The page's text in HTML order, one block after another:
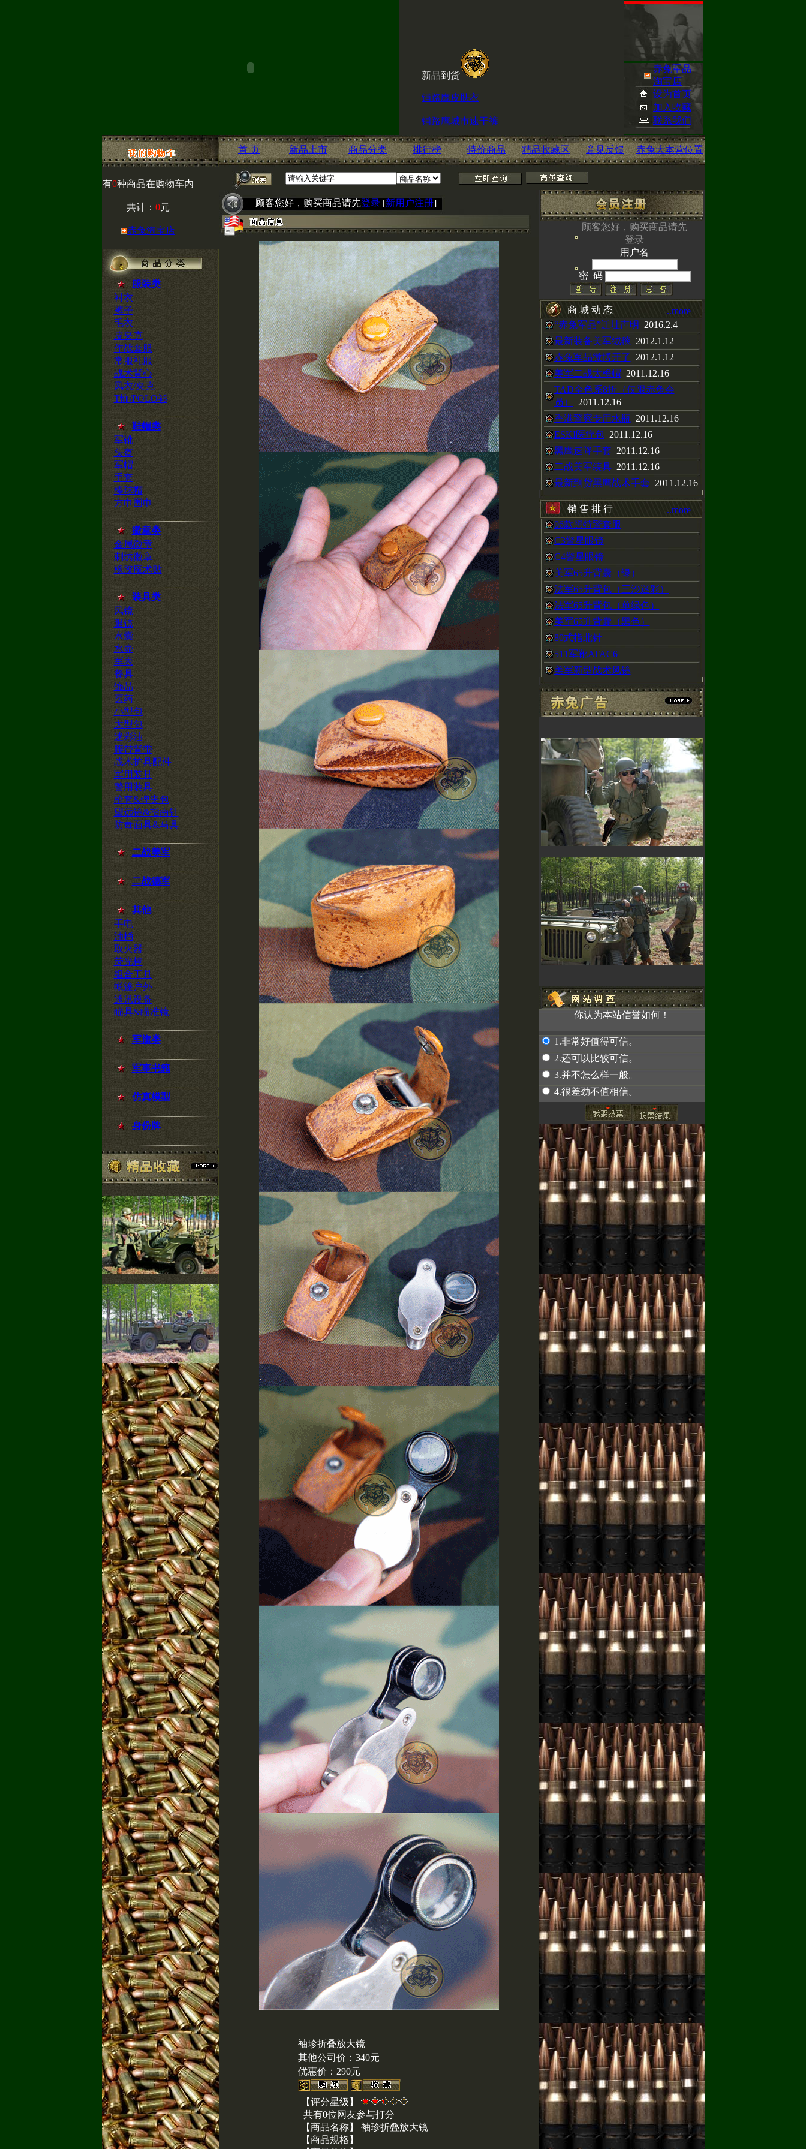
铺路鹰皮肤衣
喜讯！赤兔淘宝店现已经开启您可点
http://shop60666600.taobao.com/
现赤兔新到瑞士原产TACTICAL手表，H3
发光材料，保证质量，您可以在赤兔动态
商城进行查看和选购
赤兔新到各种图案POLO衫，黑色沙色两种
可供选择
MAGNUM（马格南）特警靴
欢迎各级军友光临选购
最新到货!
美国黑鹰干探衬衣、
美jun M1943作战裤
赤兔郑重声明
批发商请拨打我们的电话(86010)66172489
核实后，再汇款到我部。谢谢大家的支
持！
赤兔专卖
邮局汇款时请不要使用密码！
因为使用密
码会给货款的提取造成延时，使我们无法
按时发货,如果您使用银行汇款，请先联系
刘小姐后再汇款(86010)66172489
赤兔专卖
赤兔军品
淘宝店
设为首页
加入收藏
联系我们
有0种商品在购物车内
共计： 0元
赤兔淘宝店
服装类
衬衣
裤子
毛衣
皮夹克
作战套服
常服礼服
战术背心
风衣/夹克
T恤/POLO衫
鞋帽类
军靴
头盔
军帽
手套
棒球帽
方巾围巾
徽章类
金属徽章
刺绣徽章
橡胶魔术贴
装具类
风镜
眼镜
水囊
水壶
军表
餐具
饰品
医药
小型包
大型包
迷彩油
腰带背带
战术护具配件
军用装具
警用装具
枪套&弹夹包
望远镜&指南针
防毒面具&马具
二战美军
二战德军
其他
手电
油桶
取火器
荧光棒
组合工具
帐篷户外
通讯设备
瞄具&瞄准镜
军旗类
军事书籍
仿真模型
身份牌
首 页 新品上市 商品分类 排行榜 特价商品 精品收藏区 意见反馈 赤兔大本营位置
顾客您好，购买商品请先登录[新用户注册]
袖珍折叠放大镜
其他公司价： 340元
优惠价： 290元
【评分星级】
共有0位网友参与打分
【商品名称】 袖珍折叠放大镜
【商品规格】
顾客您好，购买商品请先
登录
用户名
密 码
商 城 动 态
..more
“赤兔军品”迁址声明 2016.2.4
最新装备美军绒毯 2012.1.12
赤兔军品微博开了 2012.1.12
美军二战大檐帽2011.12.16
TAD全色系8折（仅限赤兔会
员）
2011.12.16
香港警察专用水瓶 2011.12.16
ESKI医疗包2011.12.16
黑鹰速降手套 2011.12.16
二战美军装具2011.12.16
最新到货黑鹰战术手套 2011.12.16
销 售 排 行
..more
06款黑特警套服
C3警星眼镜
C4警星眼镜
美军65升背囊（绿）
法军65升背包（三沙迷彩）
法军65升背包（单绿色）
美军65升背囊（黑色）
80式指北针
511军靴ATAC6
美军新型战术风镜
你认为本站信誉如何！
1.非常好值得可信。
2.还可以比较可信。
3.并不怎么样一般。
4.很差劲不值相信。